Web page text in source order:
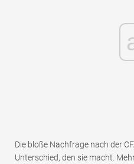
Die bloße Nachfrage nach der
Unterschied, den sie macht.